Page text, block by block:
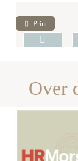
Print
Over